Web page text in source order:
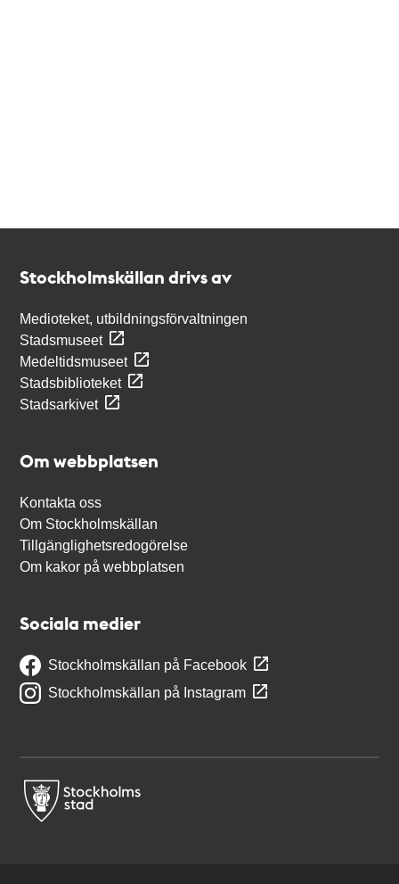
Stockholmskällan drivs av
Medioteket, utbildningsförvaltningen
Stadsmuseet
Medeltidsmuseet
Stadsbiblioteket
Stadsarkivet
Om webbplatsen
Kontakta oss
Om Stockholmskällan
Tillgänglighetsredogörelse
Om kakor på webbplatsen
Sociala medier
Stockholmskällan på Facebook
Stockholmskällan på Instagram